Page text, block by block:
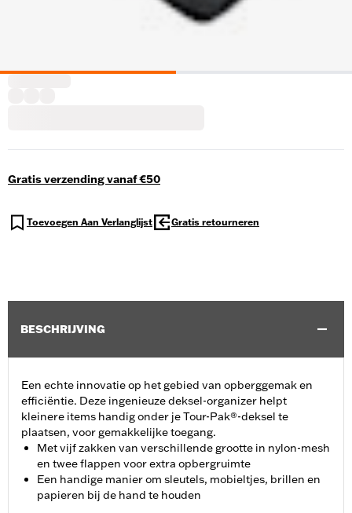
Gratis verzending vanaf €50
Toevoegen Aan Verlanglijst Gratis retourneren
BESCHRIJVING
Een echte innovatie op het gebied van opberggemak en
efficiëntie. Deze ingenieuze deksel-organizer helpt
kleinere items handig onder je Tour-Pak®-deksel te
plaatsen, voor gemakkelijke toegang.
Met vijf zakken van verschillende grootte in nylon-mesh
en twee flappen voor extra opbergruimte
Een handige manier om sleutels, mobieltjes, brillen en
papieren bij de hand te houden